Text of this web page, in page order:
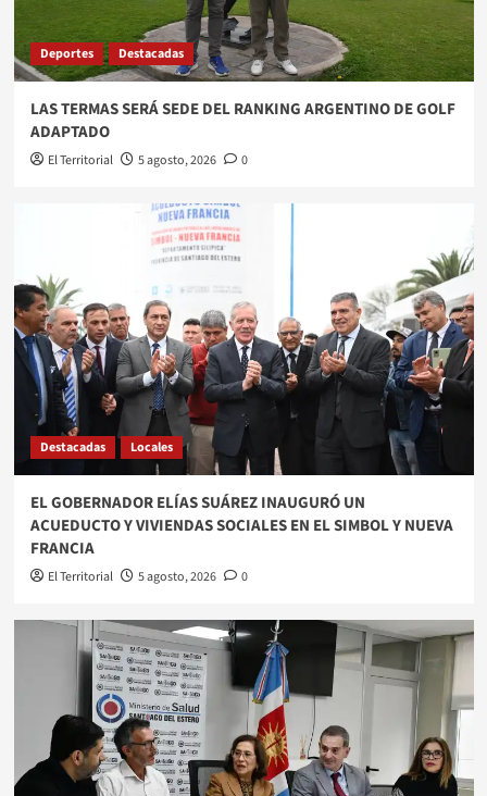
Destacadas Locales
CONVENIO HISTÓRICO EN SANTIAGO DEL
ESTERO: AVANZA LA JERARQUIZACIÓN Y
TITULARIZACIÓN DOCENTE
Deportes Destacadas
LAS TERMAS SERÁ SEDE DEL RANKING ARGENTINO DE GOLF
ADAPTADO
El Territorial 5 agosto, 2026 0
Destacadas Locales
EL GOBERNADOR ELÍAS SUÁREZ INAUGURÓ UN
ACUEDUCTO Y VIVIENDAS SOCIALES EN EL SIMBOL Y NUEVA
FRANCIA
El Territorial 5 agosto, 2026 0